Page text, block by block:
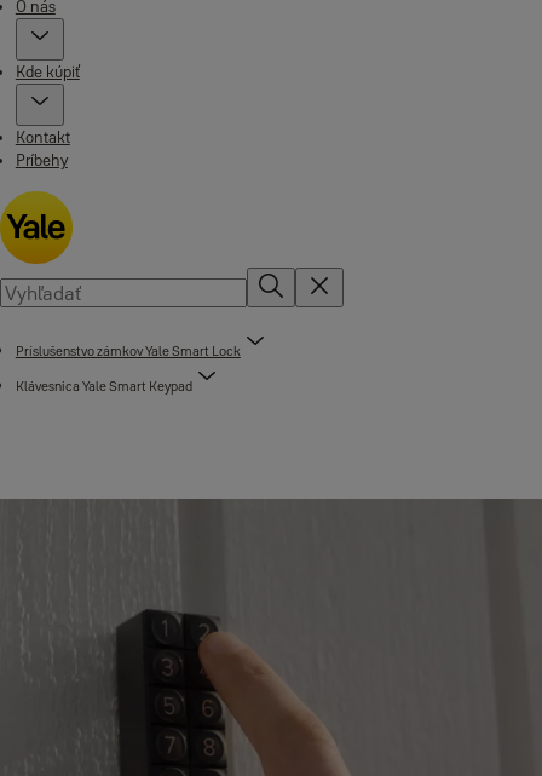
O nás
Kde kúpiť
Kontakt
Príbehy
Príslušenstvo zámkov Yale Smart Lock
Klávesnica Yale Smart Keypad